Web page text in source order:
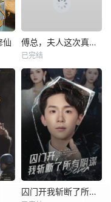
仙 傅总，夫人这次真的死了
已完结
囚门开我斩断了所有阴谋